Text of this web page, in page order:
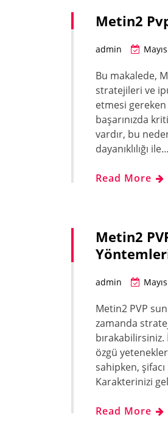
Metin2
admin
Bu makalede,
stratejileri ve
etmesi gereken
başarınızda
vardır, bu
dayanıklılığı ile…
Read More
Metin2
admin
Metin2 PVP
zamanda
bırakabilirsiniz.
özgü
sahipken,
Karakterinizi
Read More